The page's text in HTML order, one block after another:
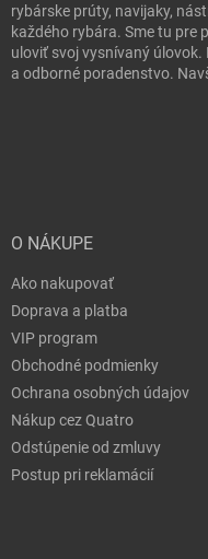
rybárske prúty, navijaky,
každého rybára. Sme tu pre
uloviť svoj vysnívaný úlovok.
a odborné poradenstvo.
O NÁKUPE
Ako nakupovať
Doprava a platba
VIP program
Obchodné podmienky
Ochrana osobných údajov
Nákup cez Quatro
Odstúpenie od zmluvy
Postup pri reklamácií